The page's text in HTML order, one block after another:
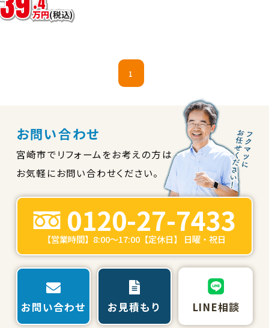
万円(税込)
1
お問い合わせ
宮崎市でリフォームをお考えの方は
お気軽にお問い合わせください。
0120-27-7433
【営業時間】8:00～17:00【定休日】 日曜・祝日
お問い合わせ お見積もり LINE相談